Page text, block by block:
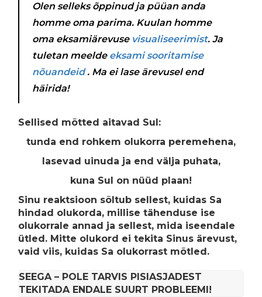
Olen selleks õppinud ja püüan anda
homme oma parima. Kuulan homme
oma eksamiärevuse visualiseerimist. Ja
tuletan meelde eksami sooritamise
nõuandeid . Ma ei lase ärevusel end
häirida!
Sellised mõtted aitavad Sul:
tunda end rohkem olukorra peremehena,
lasevad uinuda ja end välja puhata,
kuna Sul on nüüd plaan!
Sinu reaktsioon sõltub sellest, kuidas Sa
hindad olukorda, millise tähenduse ise
olukorrale annad ja sellest, mida iseendale
ütled. Mitte olukord ei tekita Sinus ärevust,
vaid viis, kuidas Sa olukorrast mõtled.
SEEGA – POLE TARVIS PISIASJADEST
TEKITADA ENDALE SUURT PROBLEEMI!